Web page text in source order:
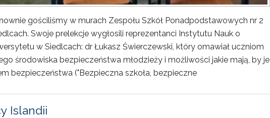
gościliśmy w murach Zespołu Szkół Ponadpodstawowych nr 2
Swoje prelekcje wygłosili reprezentanci Instytutu Nauk o
w Siedlcach: dr Łukasz Świerczewski, który omawiał uczniom
środowiska bezpieczeństwa młodzieży i możliwości jakie mają, by je
bezpieczeństwa ("Bezpieczna szkoła, bezpieczne
Islandii